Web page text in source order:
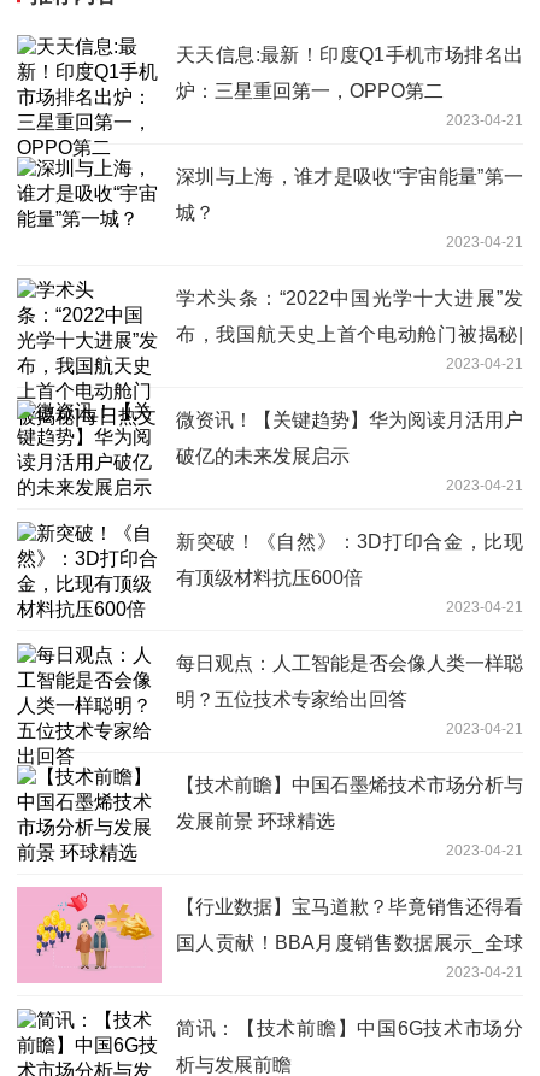
天天信息:最新！印度Q1手机市场排名出
炉：三星重回第一，OPPO第二
2023-04-21
深圳与上海，谁才是吸收“宇宙能量”第一
城？
2023-04-21
学术头条：“2022中国光学十大进展”发
布，我国航天史上首个电动舱门被揭秘|
2023-04-21
微资讯！【关键趋势】华为阅读月活用户
破亿的未来发展启示
2023-04-21
新突破！《自然》：3D打印合金，比现
有顶级材料抗压600倍
2023-04-21
每日观点：人工智能是否会像人类一样聪
明？五位技术专家给出回答
2023-04-21
【技术前瞻】中国石墨烯技术市场分析与
发展前景 环球精选
2023-04-21
【行业数据】宝马道歉？毕竟销售还得看
国人贡献！BBA月度销售数据展示_全球
2023-04-21
简讯：【技术前瞻】中国6G技术市场分
析与发展前瞻